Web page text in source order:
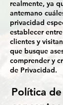
realmente, ya
antemano
privacidad
establecer
clientes y
que busque
comprender y
de Privacidad.
Política